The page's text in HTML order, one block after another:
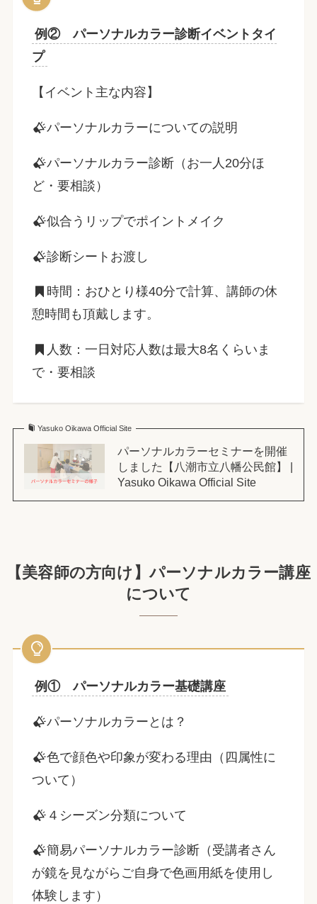
例② パーソナルカラー診断イベントタイ
プ
【イベント主な内容】
パーソナルカラーについての説明
パーソナルカラー診断（お一人20分ほ
ど・要相談）
似合うリップでポイントメイク
診断シートお渡し
時間：おひとり様40分で計算、講師の休
憩時間も頂戴します。
人数：一日対応人数は最大8名くらいま
で・要相談
Yasuko Oikawa Official Site
パーソナルカラーセミナーを開催
しました【八潮市立八幡公民館】 |
Yasuko Oikawa Official Site
【美容師の方向け】パーソナルカラー講座
について
例① パーソナルカラー基礎講座
パーソナルカラーとは？
色で顔色や印象が変わる理由（四属性に
ついて）
４シーズン分類について
簡易パーソナルカラー診断（受講者さん
が鏡を見ながらご自身で色画用紙を使用し
体験します）